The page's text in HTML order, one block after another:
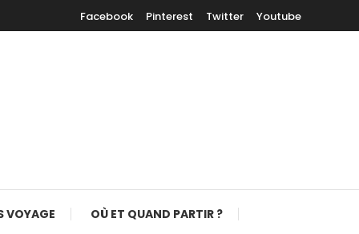
Facebook Pinterest Twitter Youtube
VOYAGE OÙ ET QUAND PARTIR ?